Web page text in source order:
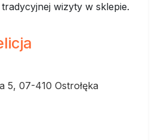
wizyty w sklepie.
5, 07-410 Ostrołęka